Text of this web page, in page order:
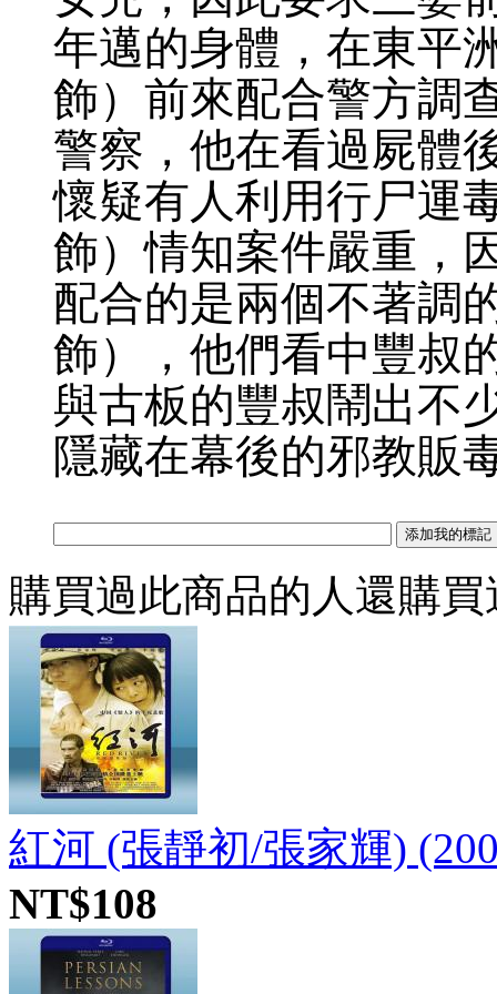
年邁的身體，在東平
飾）前來配合警方調
警察，他在看過屍體
懷疑有人利用行尸運
飾）情知案件嚴重，
配合的是兩個不著調
飾），他們看中豐叔
與古板的豐叔鬧出不
隱藏在幕後的邪教
購買過此商品的人還購買
紅河 (張靜初/張家輝)
NT$108